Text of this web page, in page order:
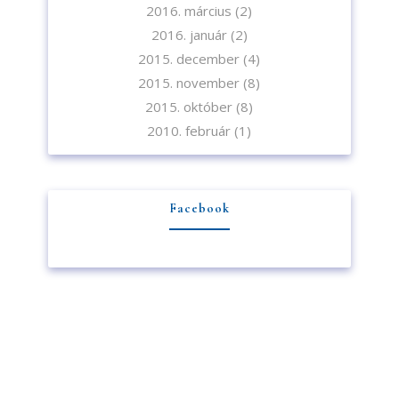
2016. március (2)
2016. január(2)
2015. december (4)
2015. november (8)
2015. október (8)
2010. február (1)
Facebook